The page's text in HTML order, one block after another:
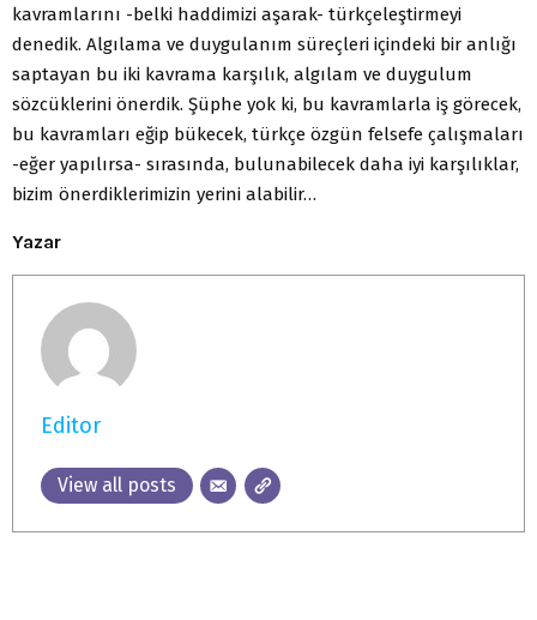
kavramlarını -belki haddimizi aşarak- türkçeleştirmeyi
denedik. Algılama ve duygulanım süreçleri içindeki bir anlığı
saptayan bu iki kavrama karşılık, algılam ve duygulum
sözcüklerini önerdik. Şüphe yok ki, bu kavramlarla iş görecek,
bu kavramları eğip bükecek, türkçe özgün felsefe çalışmaları
-eğer yapılırsa- sırasında, bulunabilecek daha iyi karşılıklar,
bizim önerdiklerimizin yerini alabilir…
Yazar
Editor
View all posts